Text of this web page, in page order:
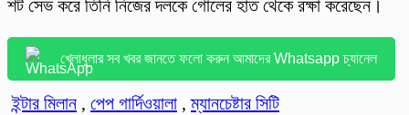
শট সেভ করে তিনি নিজের দলকে গোলের হাত থেকে রক্ষা করেছেন।
খেলাধুলার সব খবর জানতে ফলো করুন আমাদের Whatsapp চ্যানেল
ইন্টার মিলান , পেপ গার্দিওয়ালা ,ম্যানচেষ্টার সিটি